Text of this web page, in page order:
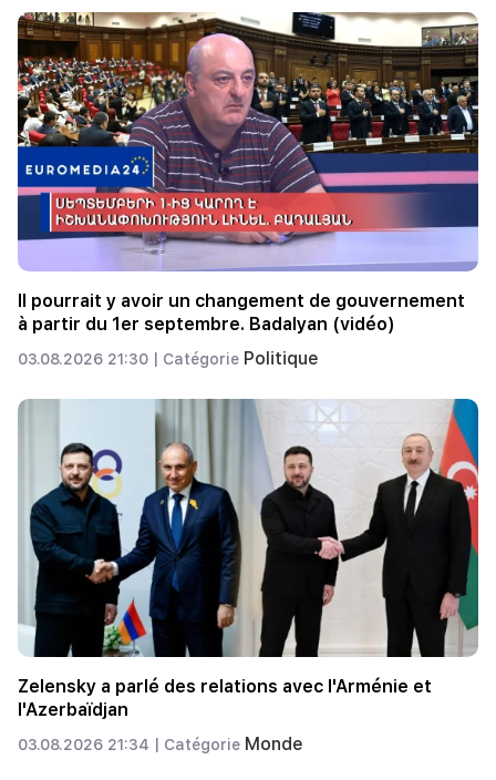
Il pourrait y avoir un changement de gouvernement
à partir du 1er septembre. Badalyan (vidéo)
03.08.2026 21:30 | Catégorie Politique
Zelensky a parlé des relations avec l'Arménie et
l'Azerbaïdjan
03.08.2026 21:34 | Catégorie Monde